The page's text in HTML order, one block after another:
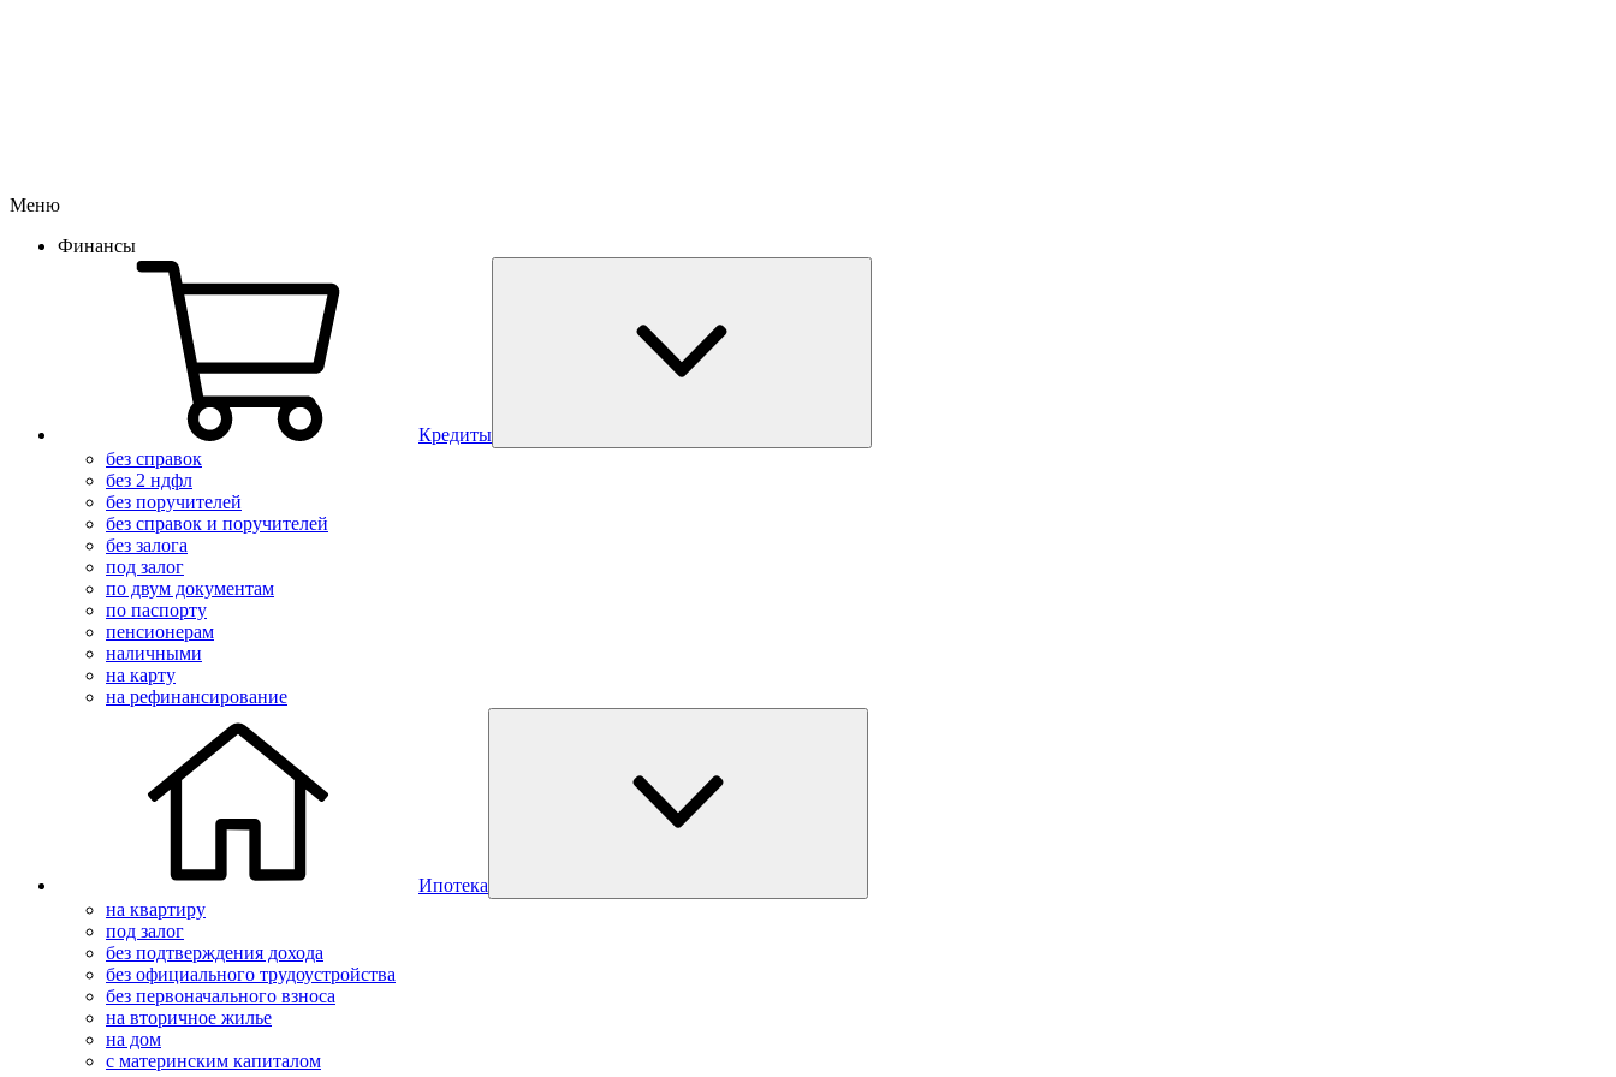
Меню
Финансы
Кредиты
без справок
без 2 ндфл
без поручителей
без справок и поручителей
без залога
под залог
по двум документам
по паспорту
пенсионерам
наличными
на карту
на рефинансирование
Ипотека
на квартиру
под залог
без подтверждения дохода
без официального трудоустройства
без первоначального взноса
на вторичное жилье
на дом
с материнским капиталом